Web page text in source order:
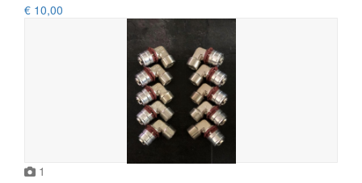
€ 10,00
1